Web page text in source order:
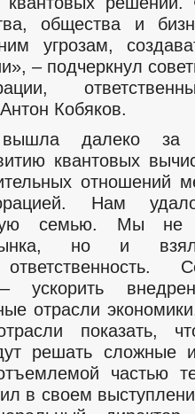
общества и
угрозам,
– подчеркнул
Кобяков.
вышла далеко за
квантовых
отношений
Нам
семью. Мы не
рынка, но и
ответственность.
ускорить
отрасли
показать,
решать сложные
частью
в своем